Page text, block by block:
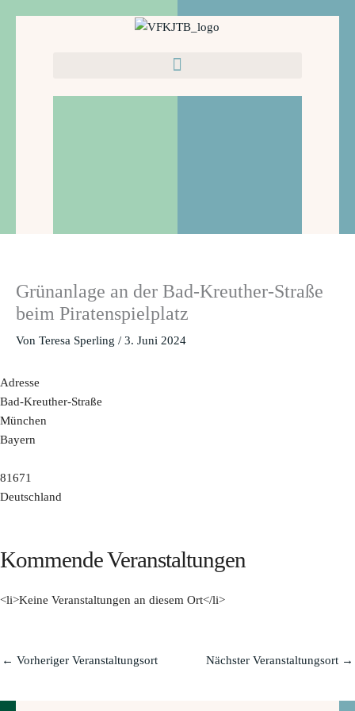
Grünanlage an der Bad-Kreuther-Straße
beim Piratenspielplatz
Von Teresa Sperling / 3. Juni 2024
Adresse
Bad-Kreuther-Straße
München
Bayern
81671
Deutschland
Kommende Veranstaltungen
<li>Keine Veranstaltungen an diesem Ort</li>
← Vorheriger Veranstaltungsort Nächster Veranstaltungsort →